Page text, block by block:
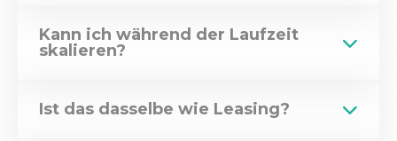
Kann ich während der Laufzeit
skalieren?
Ist das dasselbe wie Leasing?